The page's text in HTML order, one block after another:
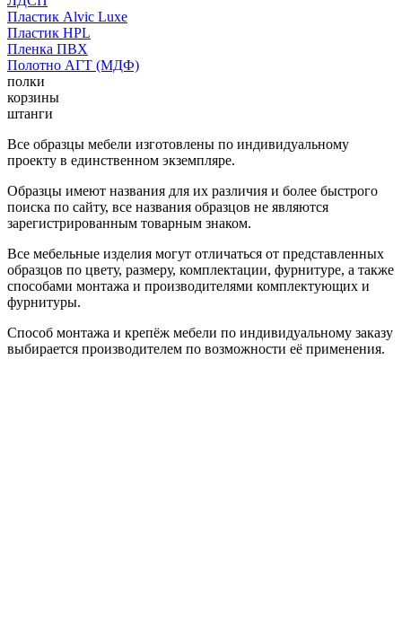
Пластик Alvic Luxe
Пластик HPL
Пленка ПВХ
Полотно АГТ (МДФ)
полки
корзины
штанги
Все образцы мебели изготовлены по индивидуальному
проекту в единственном экземпляре.
Образцы имеют названия для их различия и более быстрого
поиска по сайту, все названия образцов не являются
зарегистрированным товарным знаком.
Все мебельные изделия могут отличаться от представленных
образцов по цвету, размеру, комплектации, фурнитуре, а также
способами монтажа и производителями комплектующих и
фурнитуры.
Способ монтажа и крепёж мебели по индивидуальному заказу
выбирается производителем по возможности её применения.